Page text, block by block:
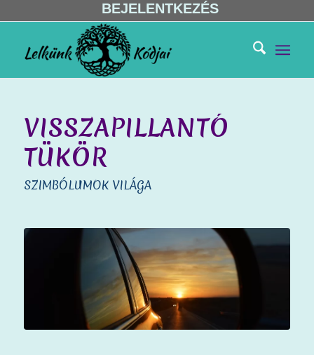
BEJELENTKEZÉS
VISSZAPILLANTÓ
TÜKÖR
SZIMBÓLUMOK VILÁGA